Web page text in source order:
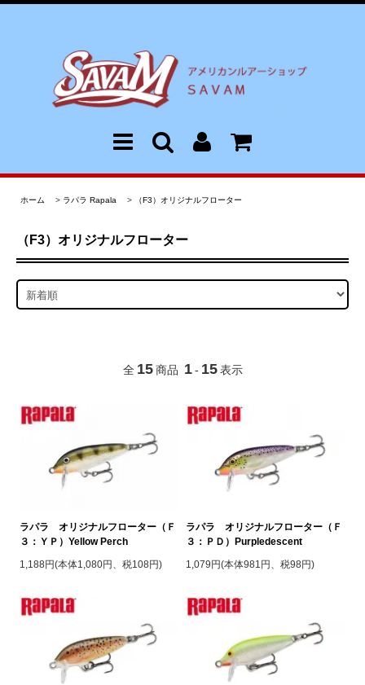
ホーム > ラパラ Rapala > （F3）オリジナルフローター
（F3）オリジナルフローター
全 15 商品 1 - 15 表示
ラパラ オリジナルフローター（Ｆ
３：ＹＰ）Yellow Perch
1,188円(本体1,080円、税108円)
ラパラ オリジナルフローター（Ｆ
３：ＰＤ）Purpledescent
1,079円(本体981円、税98円)